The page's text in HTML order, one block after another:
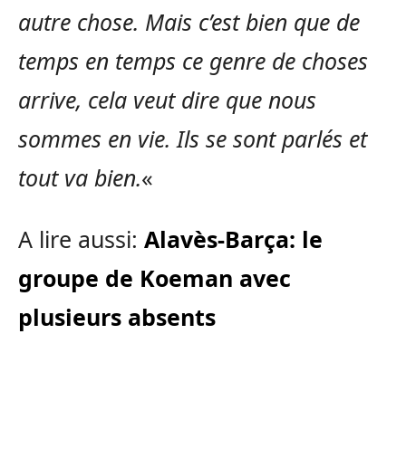
autre chose. Mais c’est bien que de
temps en temps ce genre de choses
arrive, cela veut dire que nous
sommes en vie. Ils se sont parlés et
tout va bien.«
A lire aussi: Alavès-Barça: le
groupe de Koeman avec
plusieurs absents